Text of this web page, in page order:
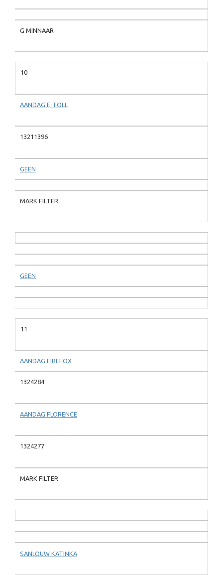
G MINNAAR
10
AANDAG E-TOLL
13211396
GEEN
MARK FILTER
GEEN
11
AANDAG FIREFOX
1324284
AANDAG FLORENCE
1324277
MARK FILTER
SANLOUW KATINKA